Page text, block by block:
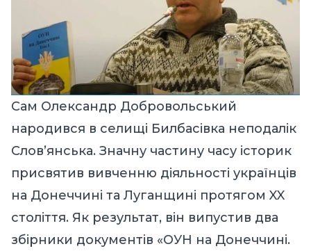
Сам Олександр Добровольський
народився в селищі Билбасівка неподалік
Словʼянська. Значну частину часу історик
присвятив вивченню діяльності українців
на Донеччині та Луганщині протягом XX
століття. Як результат, він випустив два
збірники документів «ОУН на Донеччині.